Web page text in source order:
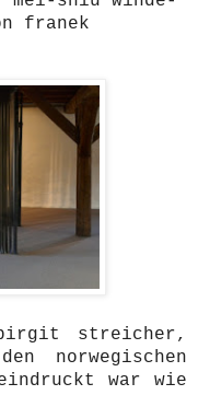
franek
streicher,
norwegischen
war wie